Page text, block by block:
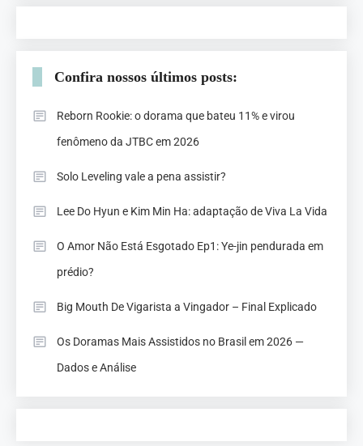
Confira nossos últimos posts:
Reborn Rookie: o dorama que bateu 11% e virou
fenômeno da JTBC em 2026
Solo Leveling vale a pena assistir?
Lee Do Hyun e Kim Min Ha: adaptação de Viva La Vida
O Amor Não Está Esgotado Ep1: Ye-jin pendurada em
prédio?
Big Mouth De Vigarista a Vingador – Final Explicado
Os Doramas Mais Assistidos no Brasil em 2026 —
Dados e Análise